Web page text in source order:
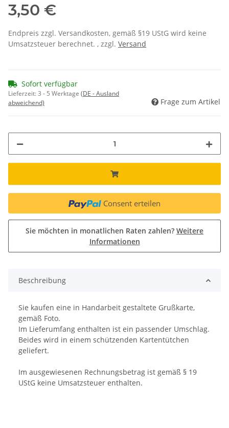
3,50 €
Endpreis zzgl. Versandkosten, gemäß §19 UStG wird keine
Umsatzsteuer berechnet. , zzgl. Versand
Sofort verfügbar
Lieferzeit:3 - 5 Werktage (DE - Ausland
abweichend)
Frage zum Artikel
Consent erteilen
Sie möchten in monatlichen Raten zahlen? Weitere
Informationen
Beschreibung
Sie kaufen eine in Handarbeit gestaltete Grußkarte,
gemäß Foto.
Im Lieferumfang enthalten ist ein passender Umschlag.
Beides wird in einem schützenden Kartentütchen
geliefert.
Im ausgewiesenen Rechnungsbetrag ist gemäß § 19
UStG keine Umsatzsteuer enthalten.